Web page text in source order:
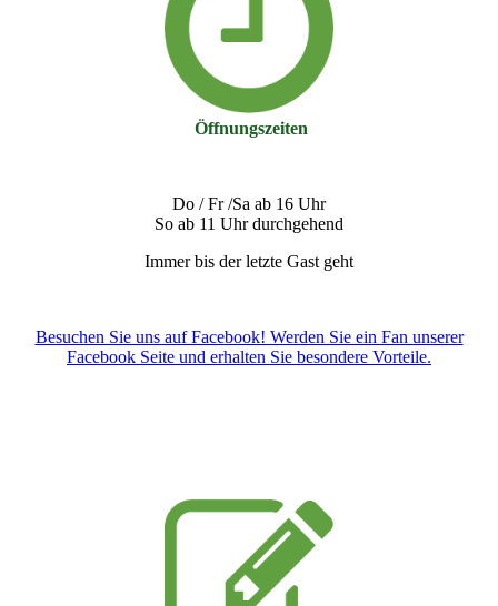
Öffnungszeiten
Do / Fr /Sa ab 16 Uhr
So ab 11 Uhr durchgehend
Immer bis der letzte Gast geht
Besuchen Sie uns auf Facebook! Werden Sie ein Fan unserer
Facebook Seite und erhalten Sie besondere Vorteile.